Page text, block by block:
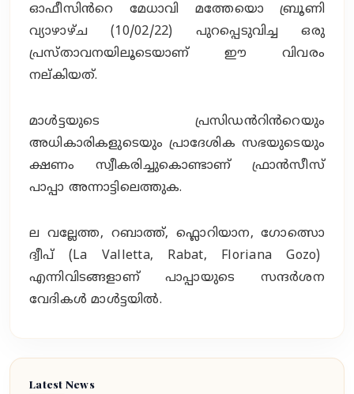
ഓഫീസിൻറെ മേധാവി മത്തേയൊ ബ്രൂണി
വ്യാഴാഴ്‌ച (10/02/22) പുറപ്പെടുവിച്ച ഒരു
പ്രസ്താവനയിലൂടെയാണ് ഈ വിവരം
നല്കിയത്.
മാൾട്ടയുടെ പ്രസിഡൻറിൻറെയും
അധികാരികളുടെയും പ്രാദേശിക സഭയുടെയും
ക്ഷണം സ്വീകരിച്ചുകൊണ്ടാണ് ഫ്രാൻസീസ്
പാപ്പാ അന്നാട്ടിലെത്തുക.
ല വല്ലേത്ത, റബാത്ത്, ഫ്ലൊറിയാന, ഗോത്സൊ
ദ്വീപ് (La Valletta, Rabat, Floriana Gozo)
എന്നിവിടങ്ങളാണ് പാപ്പായുടെ സന്ദർശന
വേദികൾ മാൾട്ടയിൽ.
Latest News